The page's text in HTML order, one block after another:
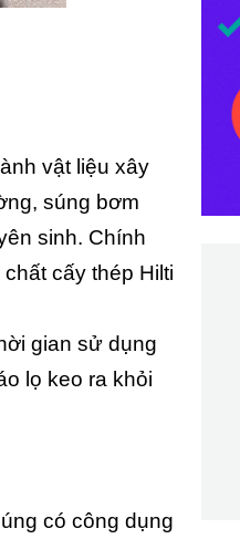
vật liệu xây
súng bơm
sinh. Chính
cấy thép Hilti
gian sử dụng
lọ keo ra khỏi
có công dụng